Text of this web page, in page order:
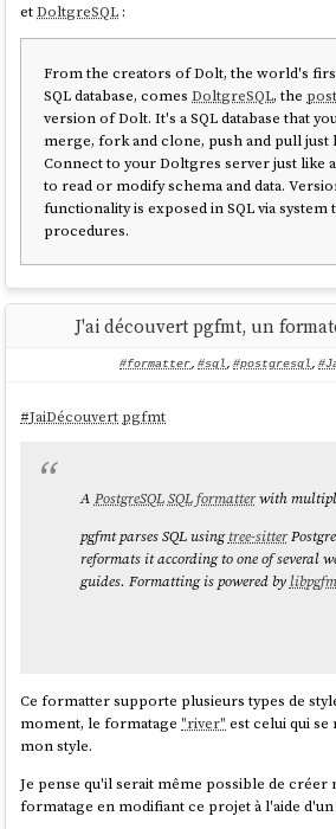
Je trouve la possibilité d'ajouter de nouvelles
simplement en créant un fichierYAML
moment je ne sais pas si j'en aurai besoin.
D'autre part,rtkest supporté parMise:
versions.jdx.dev/tools/rtk.
Par conséquent, j'ai décidé de tester la
OpenCode. Voici le commit d'intégration à
https://github.com/stephane-klein/sklein-
chezmoi/commit/
Voici comment j'ai initialisé le plugin
$ rtk init -g --opencode
OpenCode plugin installed
  OpenCode:
RTK collects anonymous usage
day to improve filters.
  Who:     RTK AI Labs, contact@rtk-ai.app
  Rights:  disable anytime with `rtk telemetry
disable`,
forget`
  Details: https://github.com/rtk-
etDoltgreSQL :
From the creators of Dolt, the world's
SQL database, comesDoltgreSQL, the
version of Dolt. It's a SQL database that
merge, fork and clone, push and pull just
Connect to your Doltgres server just like
to read or modify schema and data.
functionality is exposed in SQL via system
procedures.
J'ai découvert pgfmt, un
#formatter, #sql, #postgresql,
#JaiDécouvert pgfmt
A PostgreSQLSQLformatterwith
pgfmt parses SQL usingtree-sitter
reformats it according to one of several
guides. Formatting is powered by
Ce formatter supporte plusieurs types de
moment, le formatage"river" est celui qui
mon style.
Je pense qu'il serait même possible de
formatage en modifiant ce projet à l'aide